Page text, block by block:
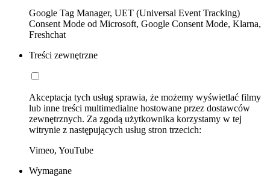
Google Tag Manager, UET (Universal Event Tracking)
Consent Mode od Microsoft, Google Consent Mode, Klarna,
Freshchat
Treści zewnętrzne
Akceptacja tych usług sprawia, że możemy wyświetlać filmy
lub inne treści multimedialne hostowane przez dostawców
zewnętrznych. Za zgodą użytkownika korzystamy w tej
witrynie z następujących usług stron trzecich:
Vimeo, YouTube
Wymagane